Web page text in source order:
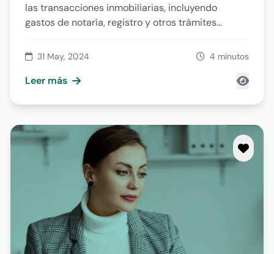
las transacciones inmobiliarias, incluyendo
gastos de notaría, registro y otros trámites
31 May, 2024 4 minutos
Leer más